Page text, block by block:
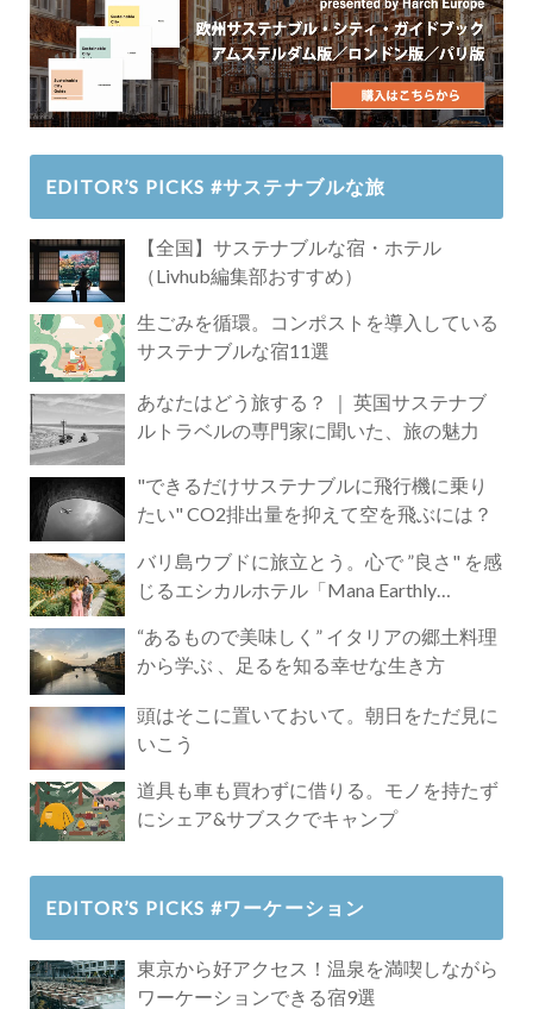
EDITOR’S PICKS #サステナブルな旅
【全国】サステナブルな宿・ホテル
（Livhub編集部おすすめ）
生ごみを循環。コンポストを導入している
サステナブルな宿11選
あなたはどう旅する？ ｜ 英国サステナブ
ルトラベルの専門家に聞いた、旅の魅力
"できるだけサステナブルに飛行機に乗り
たい" CO2排出量を抑えて空を飛ぶには？
バリ島ウブドに旅立とう。心で ”良さ" を感
じるエシカルホテル「Mana Earthly
“あるもので美味しく” イタリアの郷土料理
から学ぶ 、足るを知る幸せな生き方
頭はそこに置いておいて。朝日をただ見に
いこう
道具も車も買わずに借りる。モノを持たず
にシェア&サブスクでキャンプ
EDITOR’S PICKS #ワーケーション
東京から好アクセス！温泉を満喫しながら
ワーケーションできる宿9選